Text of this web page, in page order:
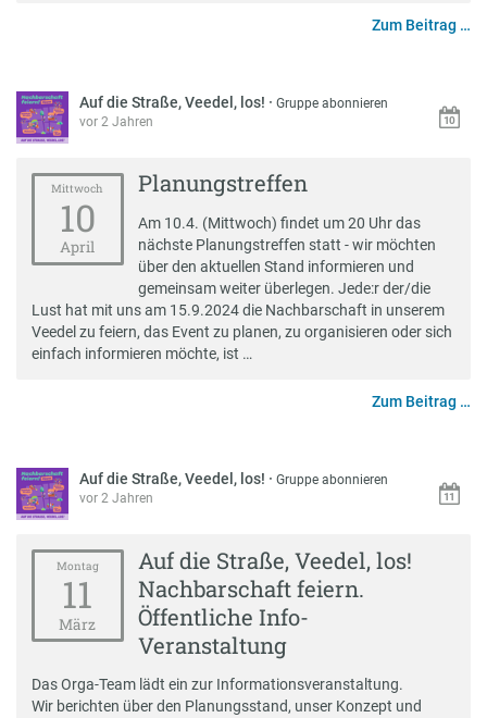
Zum Beitrag …
Auf die Straße, Veedel, los! ·Gruppe abonnieren
vor 2 Jahren
Mittwoch
10
April
Planungstreffen
Am 10.4. (Mittwoch) findet um 20 Uhr das
nächste Planungstreffen statt - wir möchten
über den aktuellen Stand informieren und
gemeinsam weiter überlegen. Jede:r der/die
Lust hat mit uns am 15.9.2024 die Nachbarschaft in unserem
Veedel zu feiern, das Event zu planen, zu organisieren oder sich
einfach informieren möchte, ist …
Zum Beitrag …
Auf die Straße, Veedel, los! ·Gruppe abonnieren
vor 2 Jahren
Montag
11
März
Auf die Straße, Veedel, los!
Nachbarschaft feiern.
Öffentliche Info-
Veranstaltung
Das Orga-Team lädt ein zur Informationsveranstaltung.
Wir berichten über den Planungsstand, unser Konzept und